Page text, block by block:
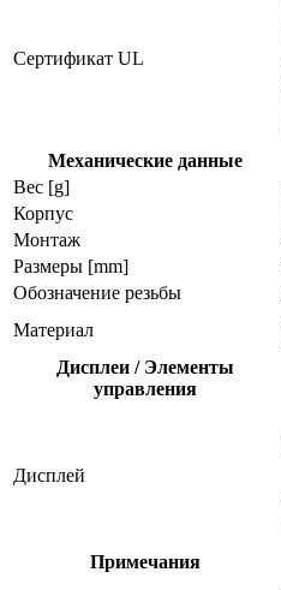
Сертификат UL
Механические данные
Вес [g]
Корпус
Монтаж
Размеры [mm]
Обозначение резьбы
Материал
Дисплеи / Элементы
управления
Дисплей
Примечания